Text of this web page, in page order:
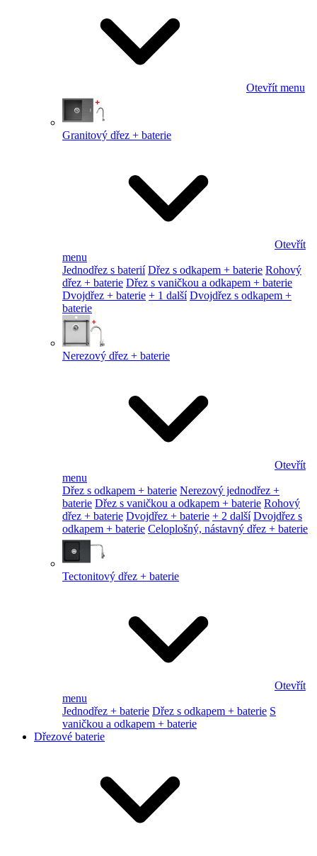
Otevřít menu
Granitový dřez + baterie
Otevřít
menu
Jednodřez s baterií Dřez s odkapem + baterie Rohový
dřez + baterie Dřez s vaničkou a odkapem + baterie
Dvojdřez + baterie + 1 další Dvojdřez s odkapem +
baterie
Nerezový dřez + baterie
Otevřít
menu
Dřez s odkapem + baterie Nerezový jednodřez +
baterie Dřez s vaničkou a odkapem + baterie Rohový
dřez + baterie Dvojdřez + baterie + 2 další Dvojdřez s
odkapem + baterie Celoplošný, nástavný dřez + baterie
Tectonitový dřez + baterie
Otevřít
menu
Jednodřez + baterie Dřez s odkapem + baterie S
vaničkou a odkapem + baterie
Dřezové baterie